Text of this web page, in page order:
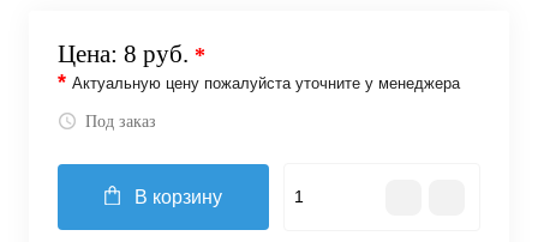
Цена: 8 руб. *
* Актуальную цену пожалуйста уточните у менеджера
Под заказ
В корзину